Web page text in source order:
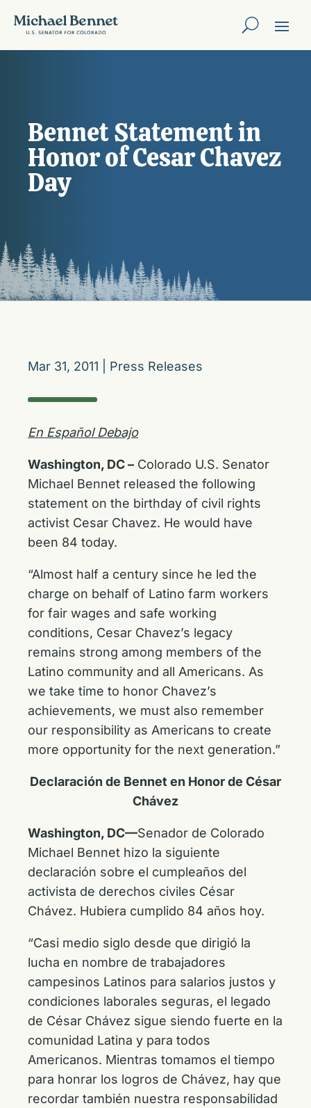
Bennet Statement in
Honor of Cesar Chavez
Day
Mar 31, 2011 Press Releases
En Español Debajo
Washington, DC – Colorado U.S. Senator
Michael Bennet released the following
statement on the birthday of civil rights
activist Cesar Chavez. He would have
been 84 today.
“Almost half a century since he led the
charge on behalf of Latino farm workers
for fair wages and safe working
conditions, Cesar Chavez’s legacy
remains strong among members of the
Latino community and all Americans. As
we take time to honor Chavez’s
achievements, we must also remember
our responsibility as Americans to create
more opportunity for the next generation.”
Declaración de Bennet en Honor de César
Chávez
Washington, DC—Senador de Colorado
Michael Bennet hizo la siguiente
declaración sobre el cumpleaños del
activista de derechos civiles César
Chávez. Hubiera cumplido 84 años hoy.
“Casi medio siglo desde que dirigió la
lucha en nombre de trabajadores
campesinos Latinos para salarios justos y
condiciones laborales seguras, el legado
de César Chávez sigue siendo fuerte en la
comunidad Latina y para todos
Americanos. Mientras tomamos el tiempo
para honrar los logros de Chávez, hay que
recordar también nuestra responsabilidad